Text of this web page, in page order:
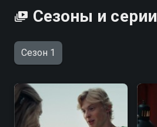
Сезоны и серии
Сезон 1